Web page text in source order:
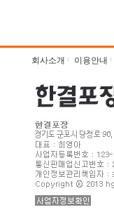
회사소개 이용안내